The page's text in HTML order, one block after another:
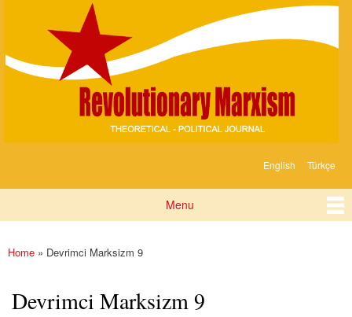
content
Marksizm
English Türkçe
Menu
You are here
Home » Devrimci Marksizm 9
Devrimci Marksizm 9